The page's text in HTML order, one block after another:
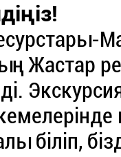
Жастар
біліп,